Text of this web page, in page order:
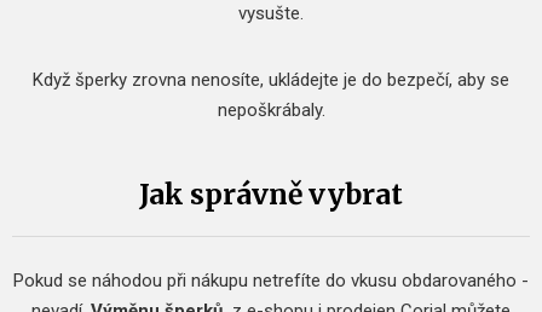
vysušte.
Když šperky zrovna nenosíte, ukládejte je do bezpečí, aby se
nepoškrábaly.
Jak správně vybrat
Pokud se náhodou při nákupu netrefíte do vkusu obdarovaného -